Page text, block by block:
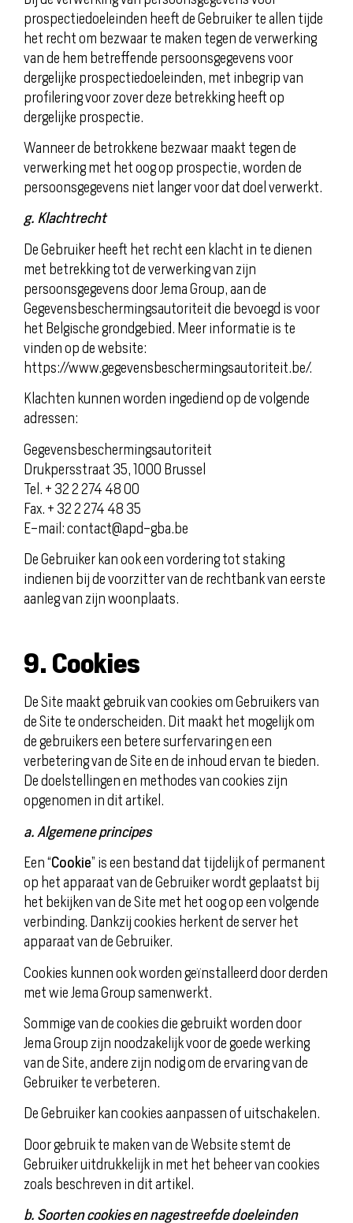
prospectiedoeleinden heeft de Gebruiker te allen tijde
het recht om bezwaar te maken tegen de verwerking
van de hem betreffende persoonsgegevens voor
dergelijke prospectiedoeleinden, met inbegrip van
profilering voor zover deze betrekking heeft op
dergelijke prospectie.
Wanneer de betrokkene bezwaar maakt tegen de
verwerking met het oog op prospectie, worden de
persoonsgegevens niet langer voor dat doel verwerkt.
g. Klachtrecht
De Gebruiker heeft het recht een klacht in te dienen
met betrekking tot de verwerking van zijn
persoonsgegevens door Jema Group, aan de
Gegevensbeschermingsautoriteit die bevoegd is voor
het Belgische grondgebied. Meer informatie is te
vinden op de website:
https://www.gegevensbeschermingsautoriteit.be/.
Klachten kunnen worden ingediend op de volgende
adressen:
Gegevensbeschermingsautoriteit
Drukpersstraat 35, 1000 Brussel
Tel. + 32 2 274 48 00
Fax. + 32 2 274 48 35
E-mail: contact@apd-gba.be
De Gebruiker kan ook een vordering tot staking
indienen bij de voorzitter van de rechtbank van eerste
aanleg van zijn woonplaats.
9. Cookies
De Site maakt gebruik van cookies om Gebruikers van
de Site te onderscheiden. Dit maakt het mogelijk om
de gebruikers een betere surfervaring en een
verbetering van de Site en de inhoud ervan te bieden.
De doelstellingen en methodes van cookies zijn
opgenomen in dit artikel.
a. Algemene principes
Een “Cookie” is een bestand dat tijdelijk of permanent
op het apparaat van de Gebruiker wordt geplaatst bij
het bekijken van de Site met het oog op een volgende
verbinding. Dankzij cookies herkent de server het
apparaat van de Gebruiker.
Cookies kunnen ook worden geïnstalleerd door derden
met wie Jema Group samenwerkt.
Sommige van de cookies die gebruikt worden door
Jema Group zijn noodzakelijk voor de goede werking
van de Site, andere zijn nodig om de ervaring van de
Gebruiker te verbeteren.
De Gebruiker kan cookies aanpassen of uitschakelen.
Door gebruik te maken van de Website stemt de
Gebruiker uitdrukkelijk in met het beheer van cookies
zoals beschreven in dit artikel.
b. Soorten cookies en nagestreefde doeleinden